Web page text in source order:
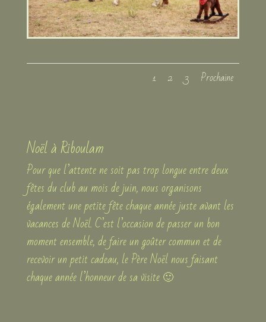
1 2 3 Prochaine
Noël à Riboulam
Pour que l’attente ne soit pas trop longue entre deux
fêtes du club au mois de juin, nous organisons
également une petite fête chaque année juste avant les
vacances de Noël. C’est l’occasion de passer un bon
moment ensemble, de faire un goûter commun et de
recevoir un petit cadeau, le Père Noël nous faisant
chaque année l’honneur de sa visite 🙂